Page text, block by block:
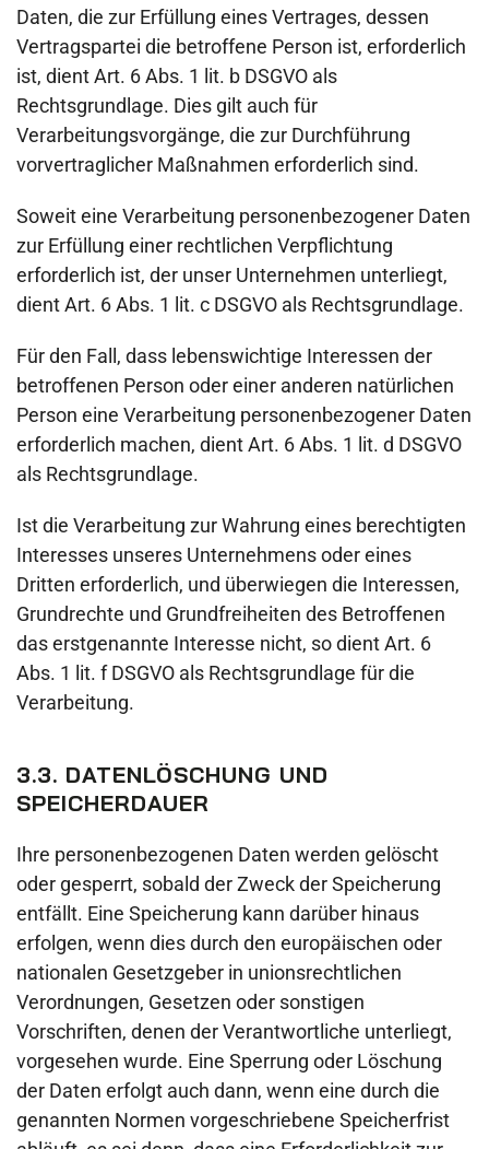
Daten, die zur Erfüllung eines Vertrages, dessen
Vertragspartei die betroffene Person ist, erforderlich
ist, dient Art. 6 Abs. 1 lit. b DSGVO als
Rechtsgrundlage. Dies gilt auch für
Verarbeitungsvorgänge, die zur Durchführung
vorvertraglicher Maßnahmen erforderlich sind.
Soweit eine Verarbeitung personenbezogener Daten
zur Erfüllung einer rechtlichen Verpflichtung
erforderlich ist, der unser Unternehmen unterliegt,
dient Art. 6 Abs. 1 lit. c DSGVO als Rechtsgrundlage.
Für den Fall, dass lebenswichtige Interessen der
betroffenen Person oder einer anderen natürlichen
Person eine Verarbeitung personenbezogener Daten
erforderlich machen, dient Art. 6 Abs. 1 lit. d DSGVO
als Rechtsgrundlage.
Ist die Verarbeitung zur Wahrung eines berechtigten
Interesses unseres Unternehmens oder eines
Dritten erforderlich, und überwiegen die Interessen,
Grundrechte und Grundfreiheiten des Betroffenen
das erstgenannte Interesse nicht, so dient Art. 6
Abs. 1 lit. f DSGVO als Rechtsgrundlage für die
Verarbeitung.
3.3. DATENLÖSCHUNG UND
SPEICHERDAUER
Ihre personenbezogenen Daten werden gelöscht
oder gesperrt, sobald der Zweck der Speicherung
entfällt. Eine Speicherung kann darüber hinaus
erfolgen, wenn dies durch den europäischen oder
nationalen Gesetzgeber in unionsrechtlichen
Verordnungen, Gesetzen oder sonstigen
Vorschriften, denen der Verantwortliche unterliegt,
vorgesehen wurde. Eine Sperrung oder Löschung
der Daten erfolgt auch dann, wenn eine durch die
genannten Normen vorgeschriebene Speicherfrist